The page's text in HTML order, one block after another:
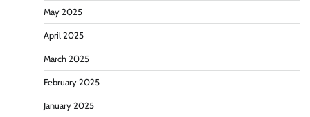
May 2025
April 2025
March 2025
February 2025
January 2025